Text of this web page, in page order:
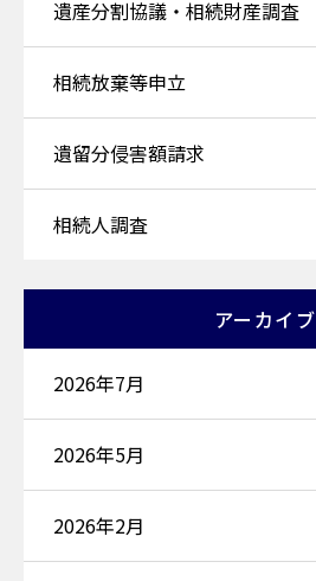
遺産分割協議・相続財産調査
相続放棄等申立
遺留分侵害額請求
相続人調査
アーカイブ
2026年7月
2026年5月
2026年2月